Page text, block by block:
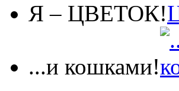
Я – ЦВЕТОК!
...и кошками!